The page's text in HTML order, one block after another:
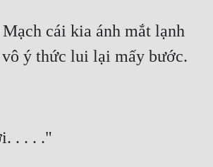
cái kia ánh mắt lạnh
ý thức lui lại mấy bước.
. . . ."